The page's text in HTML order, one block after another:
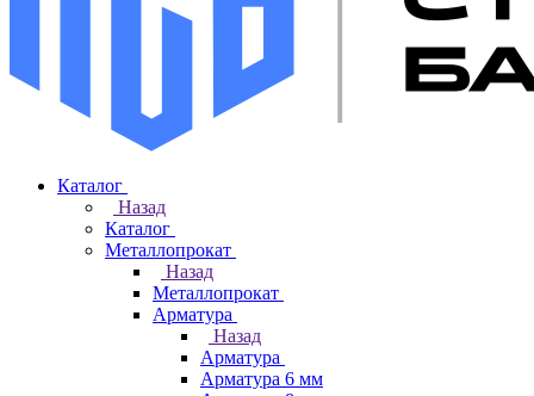
Каталог
Назад
Каталог
Металлопрокат
Назад
Металлопрокат
Арматура
Назад
Арматура
Арматура 6 мм